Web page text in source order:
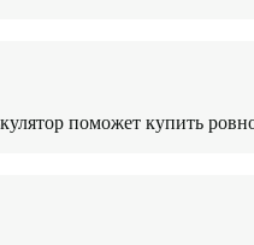
поможет купить